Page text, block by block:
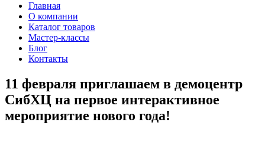
Главная
О компании
Каталог товаров
Мастер-классы
Блог
Контакты
11 февраля приглашаем в демоцентр
СибХЦ на первое интерактивное
мероприятие нового года!